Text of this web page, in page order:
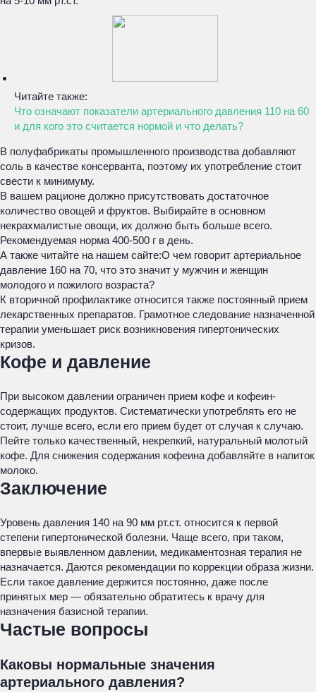
Читайте также:
Что означают показатели артериального давления 110 на 60
и для кого это считается нормой и что делать?
В полуфабрикаты промышленного производства добавляют
соль в качестве консерванта, поэтому их употребление стоит
свести к минимуму.
В вашем рационе должно присутствовать достаточное
количество овощей и фруктов. Выбирайте в основном
некрахмалистые овощи, их должно быть больше всего.
Рекомендуемая норма 400-500 г в день.
А также читайте на нашем сайте:О чем говорит артериальное
давление 160 на 70, что это значит у мужчин и женщин
молодого и пожилого возраста?
К вторичной профилактике относится также постоянный прием
лекарственных препаратов. Грамотное следование назначенной
терапии уменьшает риск возникновения гипертонических
кризов.
Кофе и давление
При высоком давлении ограничен прием кофе и кофеин-
содержащих продуктов. Систематически употреблять его не
стоит, лучше всего, если его прием будет от случая к случаю.
Пейте только качественный, некрепкий, натуральный молотый
кофе. Для снижения содержания кофеина добавляйте в напиток
молоко.
Заключение
Уровень давления 140 на 90 мм рт.ст. относится к первой
степени гипертонической болезни. Чаще всего, при таком,
впервые выявленном давлении, медикаментозная терапия не
назначается. Даются рекомендации по коррекции образа жизни.
Если такое давление держится постоянно, даже после
принятых мер — обязательно обратитесь к врачу для
назначения базисной терапии.
Частые вопросы
Каковы нормальные значения
артериального давления?